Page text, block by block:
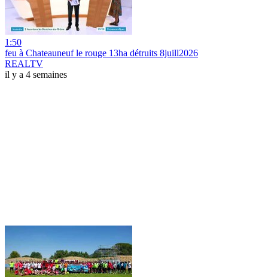
1:50
feu à Chateauneuf le rouge 13ha détruits 8juill2026
REALTV
il y a 4 semaines